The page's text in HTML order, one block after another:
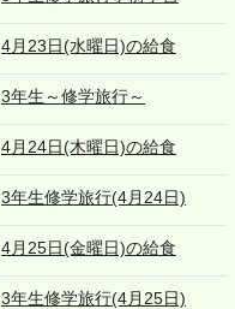
4月23日(水曜日)の給食
3年生～修学旅行～
4月24日(木曜日)の給食
3年生修学旅行(4月24日)
4月25日(金曜日)の給食
3年生修学旅行(4月25日)